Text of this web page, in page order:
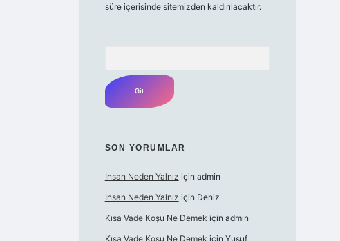
süre içerisinde sitemizden kaldırılacaktır.
SON YORUMLAR
Insan Neden Yalnız için admin
Insan Neden Yalnız için Deniz
Kısa Vade Koşu Ne Demek için admin
Kısa Vade Koşu Ne Demek için Yusuf